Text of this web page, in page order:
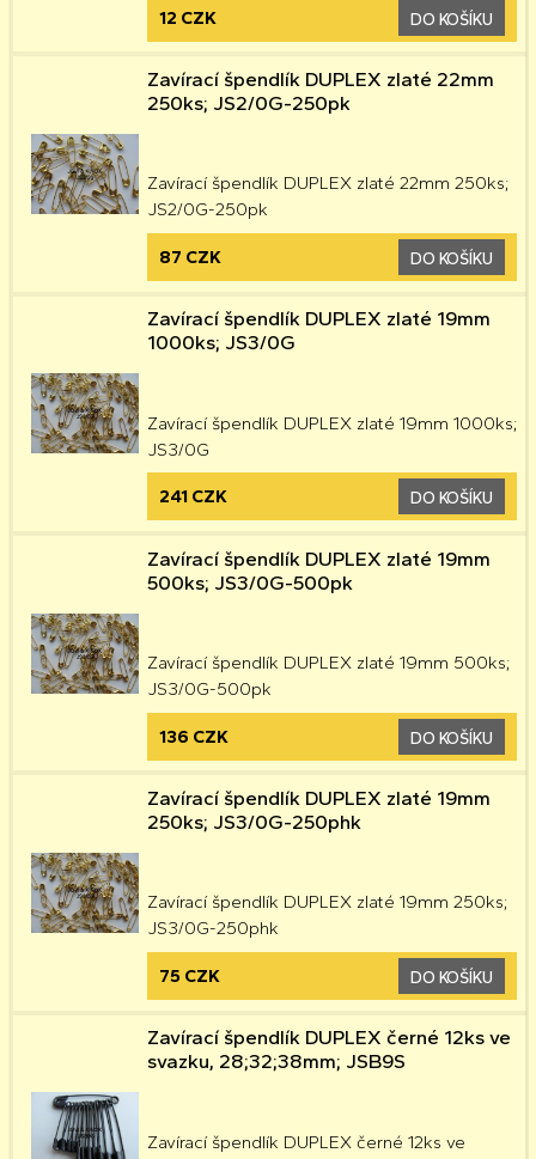
12 CZK DO KOŠÍKU
Zavírací špendlík DUPLEX zlaté 22mm
250ks; JS2/0G-250pk
Zavírací špendlík DUPLEX zlaté 22mm 250ks;
JS2/0G-250pk
87 CZK DO KOŠÍKU
Zavírací špendlík DUPLEX zlaté 19mm
1000ks; JS3/0G
Zavírací špendlík DUPLEX zlaté 19mm 1000ks;
JS3/0G
241 CZK DO KOŠÍKU
Zavírací špendlík DUPLEX zlaté 19mm
500ks; JS3/0G-500pk
Zavírací špendlík DUPLEX zlaté 19mm 500ks;
JS3/0G-500pk
136 CZK DO KOŠÍKU
Zavírací špendlík DUPLEX zlaté 19mm
250ks; JS3/0G-250phk
Zavírací špendlík DUPLEX zlaté 19mm 250ks;
JS3/0G-250phk
75 CZK DO KOŠÍKU
Zavírací špendlík DUPLEX černé 12ks ve
svazku, 28;32;38mm; JSB9S
Zavírací špendlík DUPLEX černé 12ks ve